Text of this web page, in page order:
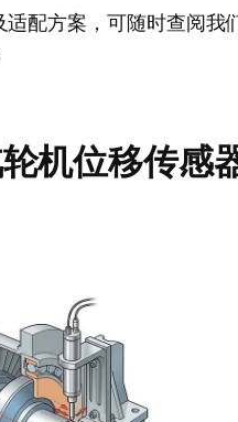
配方案，可随时查阅我
机位移传感